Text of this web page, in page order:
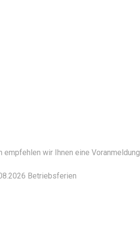
empfehlen wir Ihnen eine Voranmeldung
Betriebsferien